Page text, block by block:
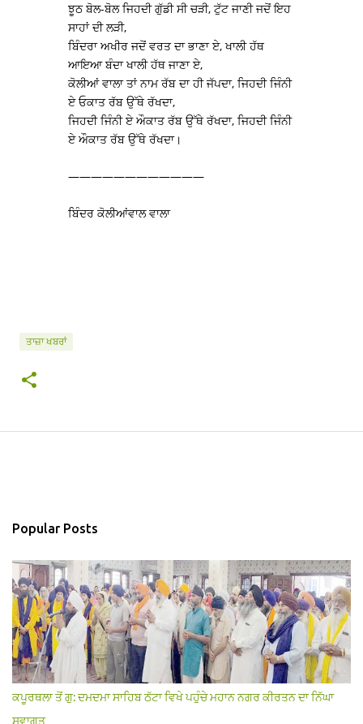
ਝੂਠ ਬੋਲ-ਬੋਲ ਜਿਹਦੀ ਗੁੱਡੀ ਸੀ ਚੜੀ, ਟੁੱਟ ਜਾਣੀ ਜਦੋਂ ਇਹ
ਸਾਹਾਂ ਦੀ ਲੜੀ,
ਬਿੰਦਰਾ ਅਖੀਰ ਜਦੋਂ ਵਰਤ ਦਾ ਭਾਣਾ ਏ, ਖਾਲੀ ਹੱਥ
ਆਇਆ ਬੰਦਾ ਖਾਲੀ ਹੱਥ ਜਾਣਾ ਏ,
ਕੋਲੀਆਂ ਵਾਲਾ ਤਾਂ ਨਾਮ ਰੱਬ ਦਾ ਹੀ ਜੱਪਦਾ, ਜਿਹਦੀ ਜਿੰਨੀ
ਏ ਓਕਾਤ ਰੱਬ ਉੱਥੇ ਰੱਖਦਾ,
ਜਿਹਦੀ ਜਿੰਨੀ ਏ ਔਕਾਤ ਰੱਬ ਉੱਥੇ ਰੱਖਦਾ, ਜਿਹਦੀ ਜਿੰਨੀ
ਏ ਔਕਾਤ ਰੱਬ ਉੱਥੇ ਰੱਖਦਾ।
————————————
ਬਿੰਦਰ ਕੋਲੀਆਂਵਾਲ ਵਾਲਾ
ਤਾਜ਼ਾ ਖਬਰਾਂ
Popular Posts
ਕਪੂਰਥਲਾ ਤੋਂ ਗੁ: ਦਮਦਮਾ ਸਾਹਿਬ ਠੱਟਾ ਵਿਖੇ ਪਹੁੰਚੇ ਮਹਾਨ ਨਗਰ ਕੀਰਤਨ ਦਾ ਨਿੱਘਾ
ਸਵਾਗਤ